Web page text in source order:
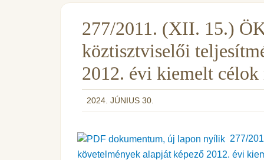
277/2011. (XII. 15.)
köztisztviselői
2012. évi kiemelt célok
2024. JÚNIUS 30.
277/
követelmények alapját képező 2012. évi